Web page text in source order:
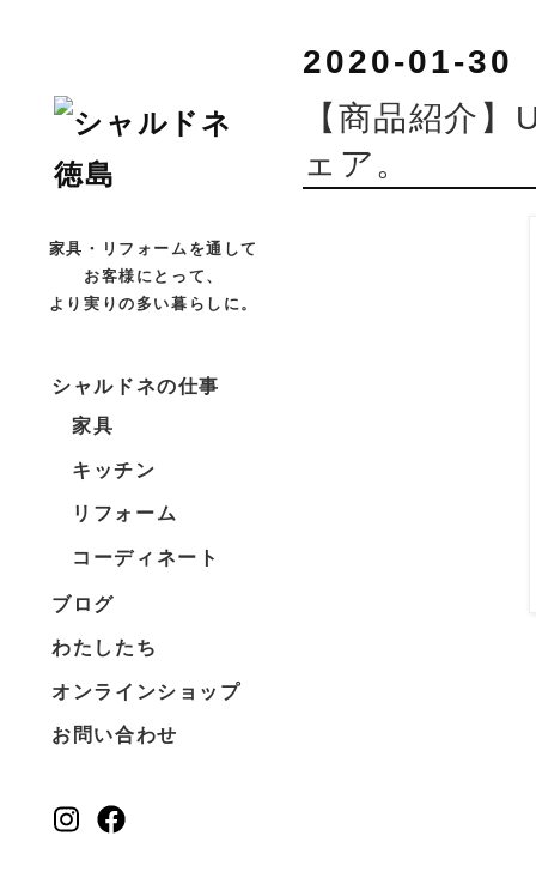
家具・リフォームを通して
お客様にとって、
より実りの多い暮らしに。
シャルドネの仕事
家具
キッチン
リフォーム
コーディネート
ブログ
わたしたち
オンラインショップ
お問い合わせ
2020-01-30
【商品紹介
ェア。